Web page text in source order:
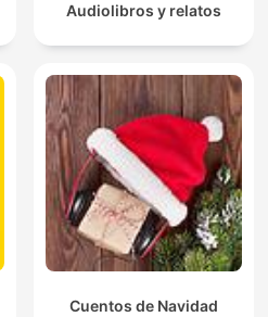
Audiolibros y relatos
Cuentos de Navidad